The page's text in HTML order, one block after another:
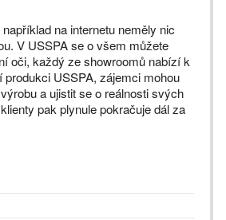
na internetu neměly nic
V USSPA se o všem můžete
oči, každý ze showroomů nabízí k
produkci USSPA, zájemci mohou
a ujistit se o reálnosti svých
pak plynule pokračuje dál za